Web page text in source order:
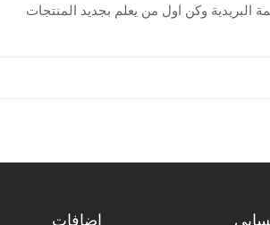
البريدية وكن اول من يعلم بجديد المنتجات
إضافات